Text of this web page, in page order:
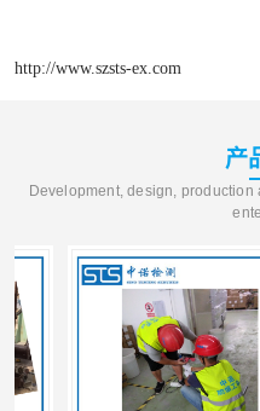
http://www.szsts-ex.com
产
Development, design,